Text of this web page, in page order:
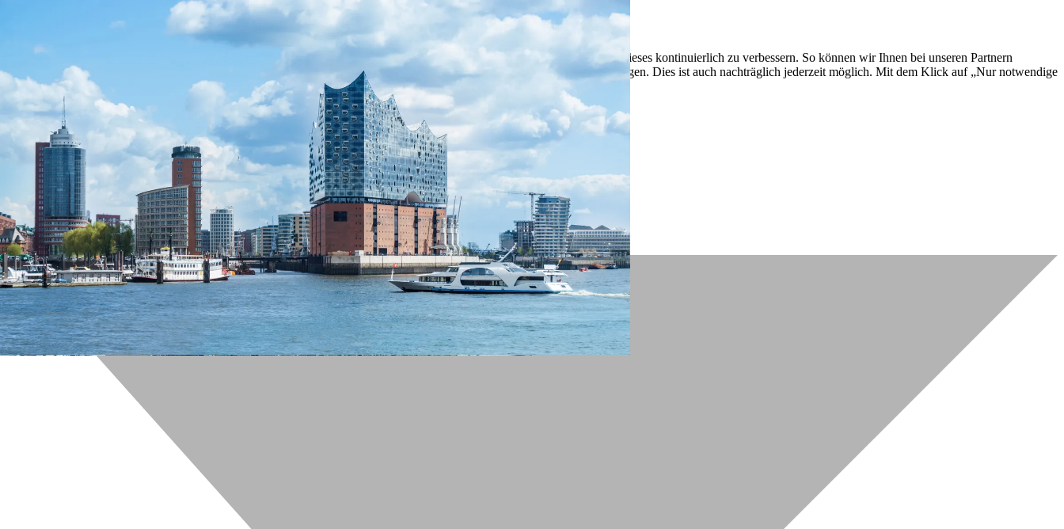
Unvergleichlich lecker
Mit dem Klick auf „geht klar” ermöglichen Sie uns Ihnen über Cookies ein verbessertes Nutzungserlebnis zu servieren und dieses kontinuierlich zu verbessern. So können wir Ihnen bei unseren Partnern
personalisierte Werbung und passende Angebote anzeigen. Über „anpassen” können Sie Ihre persönlichen Präferenzen festlegen. Dies ist auch nachträglich jederzeit möglich. Mit dem Klick auf „Nur notwendige
Cookies” werden lediglich technisch notwendige Cookies gespeichert.
Anpassen Geht klar
Datenschutzerklärung
Cookierichtlinie
Impressum
« zurück
Ihre Cookie-Präferenzen verwalten
Wählen Sie, welche Cookies Sie auf check24.de akzeptieren.
Die Cookierichtlinie finden Siehier.
Notwendig